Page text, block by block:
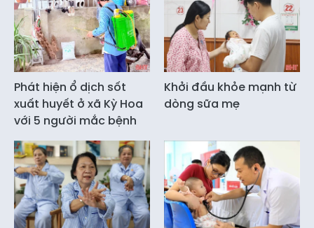
Phát hiện ổ dịch sốt
xuất huyết ở xã Kỳ Hoa
với 5 người mắc bệnh
Khởi đầu khỏe mạnh từ
dòng sữa mẹ